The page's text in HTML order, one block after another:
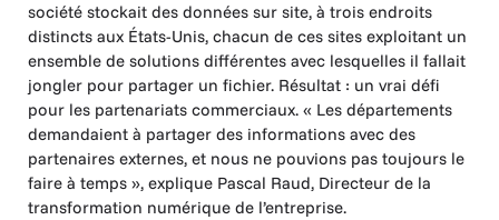
société stockait des données sur site, à trois endroits
distincts aux États-Unis, chacun de ces sites exploitant un
ensemble de solutions différentes avec lesquelles il fallait
jongler pour partager un fichier. Résultat : un vrai défi
pour les partenariats commerciaux. « Les départements
demandaient à partager des informations avec des
partenaires externes, et nous ne pouvions pas toujours le
faire à temps », explique Pascal Raud, Directeur de la
transformation numérique de l’entreprise.